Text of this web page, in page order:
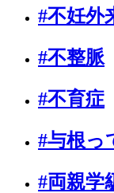
#不妊外
#不整脈
#不育症
#与根っ
#両親学